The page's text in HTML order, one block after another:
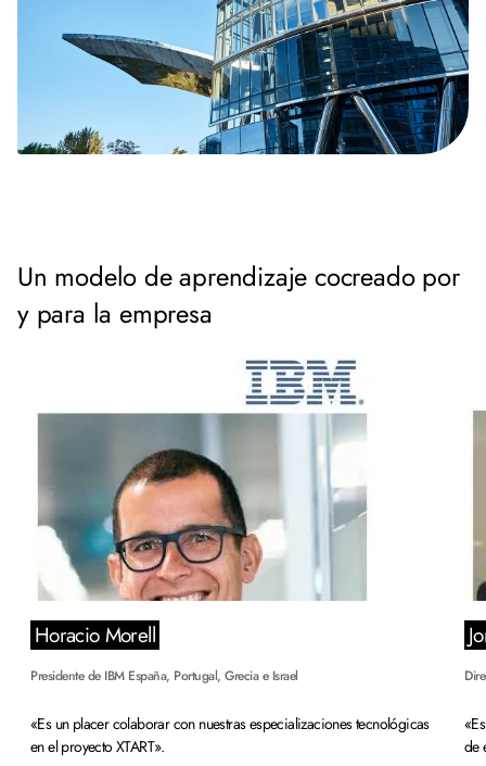
Un modelo de aprendizaje cocreado por
y para la empresa
Horacio Morell
Presidente de IBM España, Portugal, Grecia e Israel
«Es un placer colaborar con nuestras especializaciones tecnológicas
en el proyecto XTART».
de